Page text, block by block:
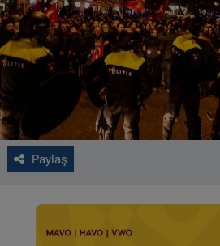
Paylaş
FOTO GALERİ
VIDEO GALERİ
ALGEMENE VOORWAARDEN
CONTACT